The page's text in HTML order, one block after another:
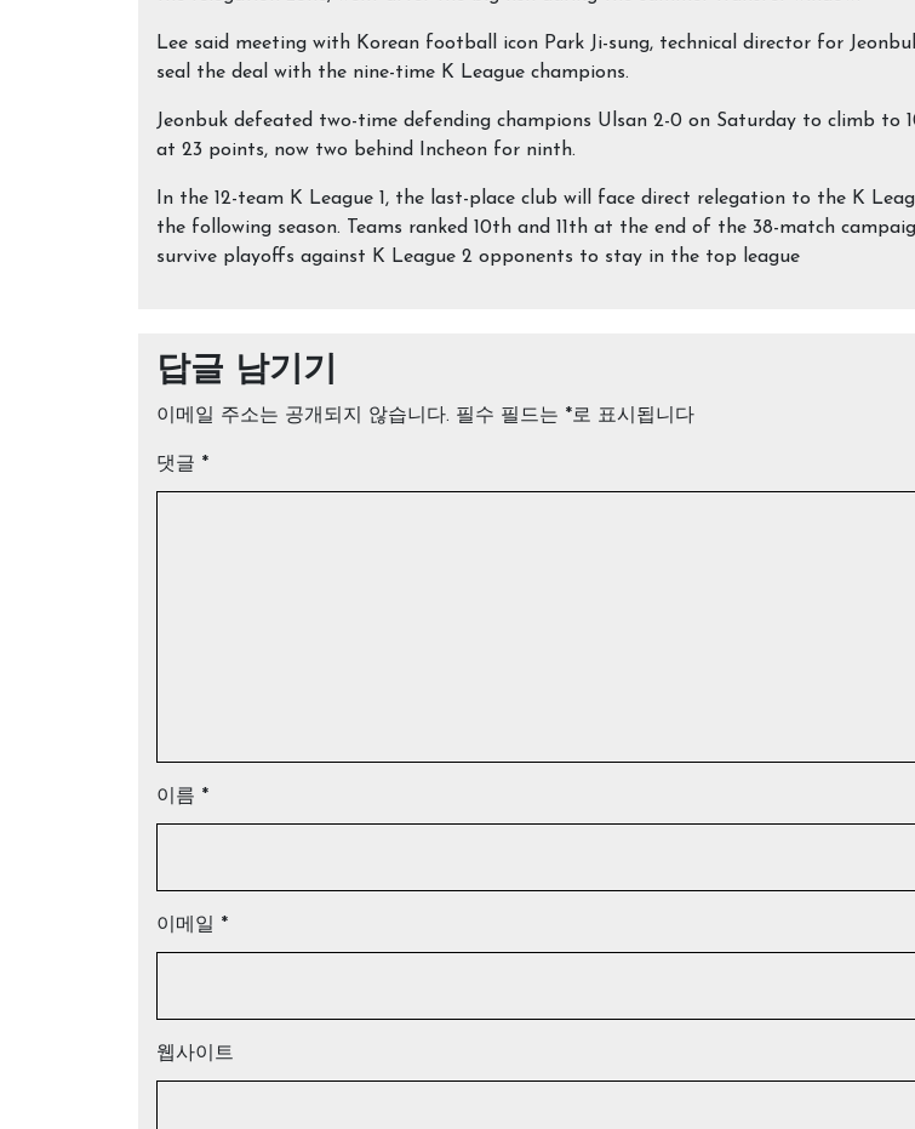
Lee said meeting with Korean football icon Park Ji-sung, technical director for
seal the deal with the nine-time K League champions.
Jeonbuk defeated two-time defending champions Ulsan 2-0 on Saturday to climb to
at 23 points, now two behind Incheon for ninth.
In the 12-team K League 1, the last-place club will face direct relegation to the K
the following season. Teams ranked 10th and 11th at the end of the 38-match
survive playoffs against K League 2 opponents to stay in the top league
답글 남기기
이메일 주소는 공개되지 않습니다. 필수 필드는 *로 표시됩니다
댓글 *
이름 *
이메일 *
웹사이트